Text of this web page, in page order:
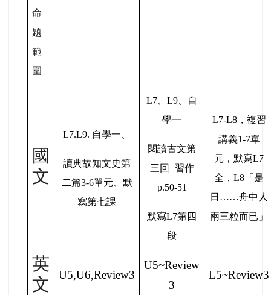
命
題
範
圍
國
文
L7.L9. 自學一、
讀典故知文史第
二篇3-6單元、默
寫第七課
L7 、L9、自
學一
閱讀古文第
三回+習作
p.50-51
默寫L7第四
段
L7-L8，複習
講義1-7單
元，默寫L7
全，L8「是
日……舟中人
兩三粒而已」
英
文
U5,U6,Review3
U5~Review
3
L5~Review3